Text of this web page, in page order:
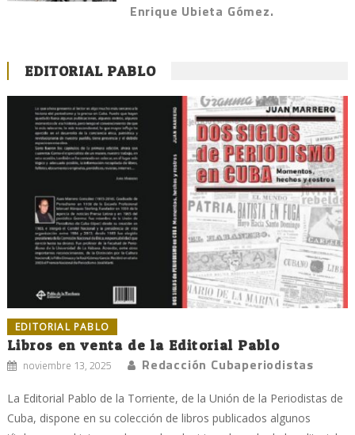
Enrique Ubieta Gómez.
EDITORIAL PABLO
EDITORIAL PABLO
Libros en venta de la Editorial Pablo
noviembre 13, 2025 Redacción Cubaperiodistas
La Editorial Pablo de la Torriente, de la Unión de la Periodistas de
Cuba, dispone en su colección de libros publicados algunos